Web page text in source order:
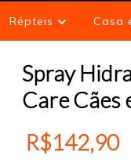
Répteis Casa
Spray
Care Cães
R$142,90